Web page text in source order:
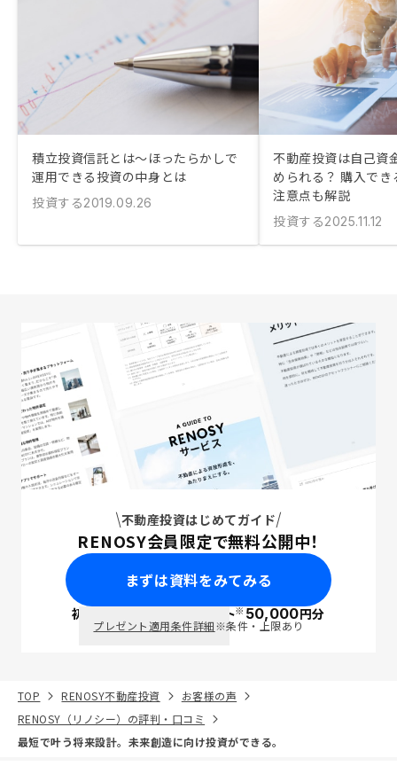
積立投資信託とは〜ほったらかしで
運用できる投資の中身とは
投資する2019.09.26
不動産投資は自己資
められる？ 購入で
注意点も解説
投資する2025.11.12
不動産投資はじめてガイド
RENOSY会員限定で無料公開中！
まずは資料をみてみる
初回面談で ポイント※50,000円分
プレゼント適用条件詳細※条件・上限あり
TOP RENOSY不動産投資
お客様の声
RENOSY（リノシー）の評判・口コミ
最短で叶う将来設計。未来創造に向け投資ができる。